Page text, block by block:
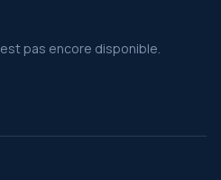
pas encore disponible.